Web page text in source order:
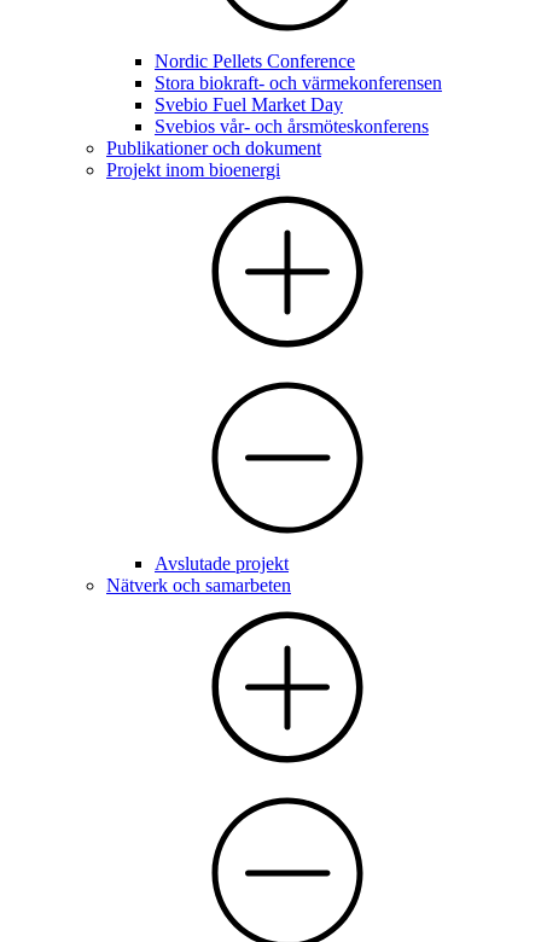
Nordic Pellets Conference
Stora biokraft- och värmekonferensen
Svebio Fuel Market Day
Svebios vår- och årsmöteskonferens
Publikationer och dokument
Projekt inom bioenergi
Avslutade projekt
Nätverk och samarbeten